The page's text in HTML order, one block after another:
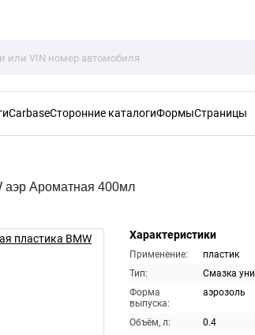
CarbaseСторонние каталогиФормыСтраницы
аэр Ароматная 400мл
Характеристики
Применение:
пластик
Тип:
Смазка
Форма
выпуска:
аэрозоль
Объём, л:
0.4